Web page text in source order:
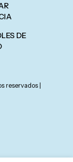
DE
reservados |